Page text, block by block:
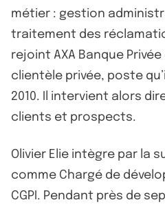
métier : gestion
traitement des
rejoint AXA Banque
clientèle privée, poste
2010. Il intervient alors
clients et prospects.
Olivier Elie intègre par la
comme Chargé de
CGPI. Pendant près de